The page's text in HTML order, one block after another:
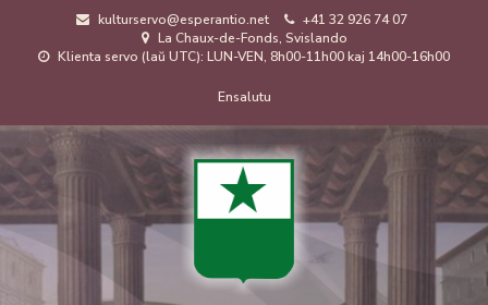
kulturservo@esperantio.net
+41 32 926 74 07
La Chaux-de-Fonds, Svislando
Klienta servo (laŭ UTC): LUN-VEN, 8h00-11h00 kaj 14h00-16h00
de
uzanto
Ensalutu